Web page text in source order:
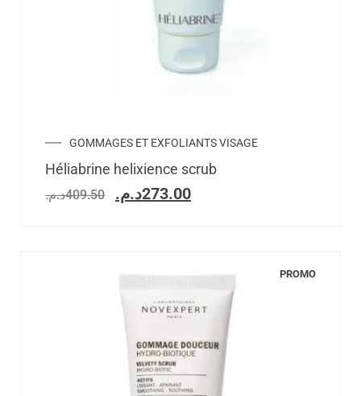
GOMMAGES ET EXFOLIANTS VISAGE
Héliabrine helixience scrub
409.50د.م. 273.00د.م.
PROMO